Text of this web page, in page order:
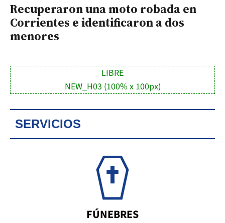
Recuperaron una moto robada en
Corrientes e identificaron a dos
menores
LIBRE
NEW_H03 (100% x 100px)
SERVICIOS
FÚNEBRES